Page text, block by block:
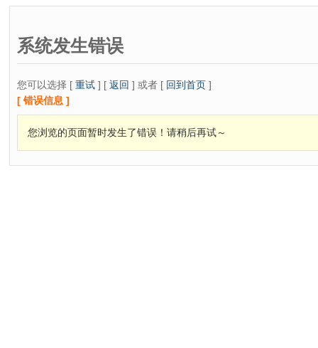
系统发生错误
您可以选择 [ 重试 ] [ 返回 ] 或者 [ 回到首页 ]
[ 错误信息 ]
您浏览的页面暂时发生了错误！请稍后再试～